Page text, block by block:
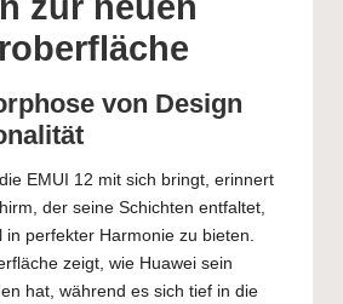
von Design
EMUI 12 mit sich bringt, erinnert
der seine Schichten entfaltet,
in perfekter Harmonie zu bieten.
zeigt, wie Huawei sein
hat, während es sich tief in die